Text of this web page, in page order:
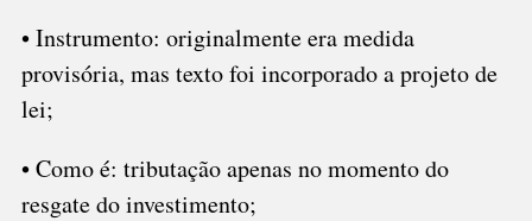
• Instrumento: originalmente era medida
provisória, mas texto foi incorporado a projeto de
lei;
• Como é: tributação apenas no momento do
resgate do investimento;